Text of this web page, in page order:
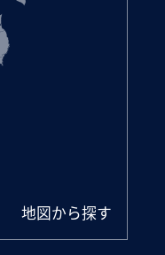
地図から探す